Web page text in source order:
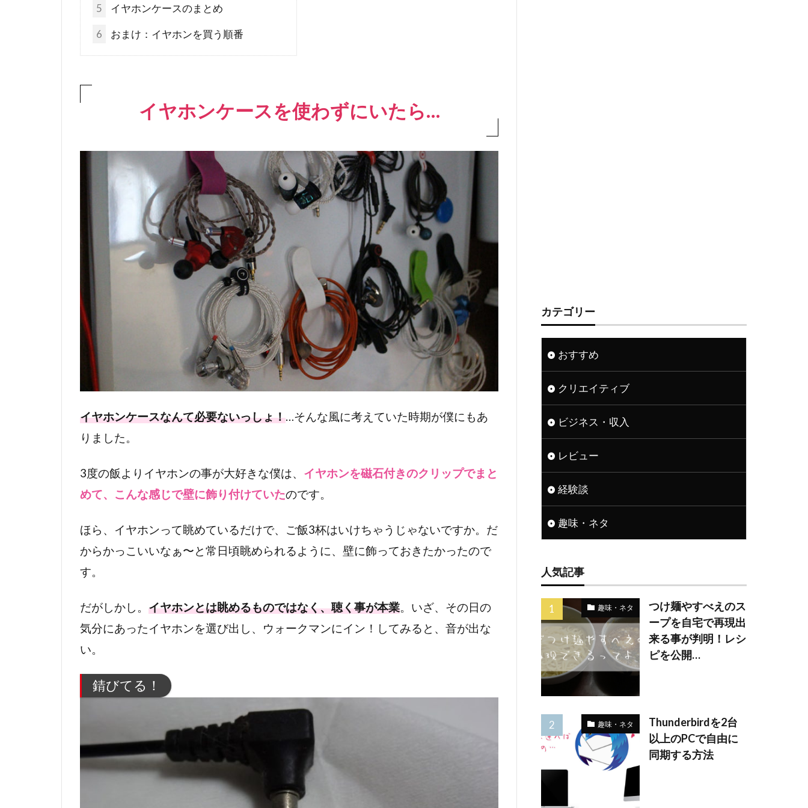
5 イヤホンケースのまとめ
6 おまけ：イヤホンを買う順番
イヤホンケースを使わずにいたら…
イヤホンケースなんて必要ないっしょ！…そんな風に考えていた時期が僕にもあ
りました。
3度の飯よりイヤホンの事が大好きな僕は、 イヤホンを磁石付きのクリップでまと
めて、こんな感じで壁に飾り付けていたのです。
ほら、イヤホンって眺めているだけで、ご飯3杯はいけちゃうじゃないですか。だ
からかっこいいなぁ〜と常日頃眺められるように、壁に飾っておきたかったので
す。
だがしかし。 イヤホンとは眺めるものではなく、聴く事が本業。いざ、その日の
気分にあったイヤホンを選び出し、ウォークマンにイン！してみると、音が出な
い。
錆びてる！
カテゴリー
おすすめ
クリエイティブ
ビジネス・収入
レビュー
経験談
趣味・ネタ
人気記事
趣味・ネタ
つけ麺やすべえのス
ープを自宅で再現出
来る事が判明！レシ
ピを公開…
趣味・ネタ
Thunderbirdを2台
以上のPCで自由に
同期する方法